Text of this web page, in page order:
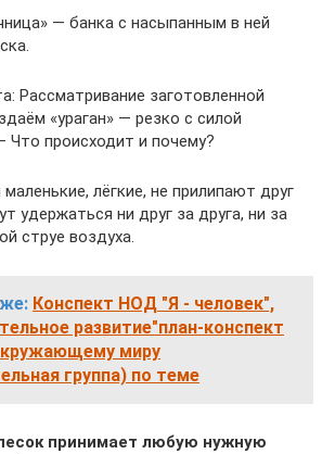
— банка с насыпанным в ней
Рассматривание заготовленной
«ураган» — резко с силой
Что происходит и почему?
лёгкие, не прилипают друг
удержаться ни друг за друга, ни за
струе воздуха.
Конспект НОД "Я - человек",
развитие"план-конспект
миру
группа) по теме
принимает любую нужную